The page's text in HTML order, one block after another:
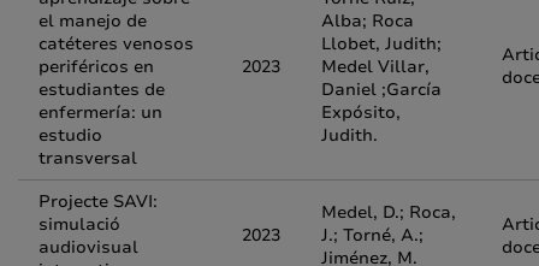
el manejo de
catéteres venosos
periféricos en
estudiantes de
enfermería: un
estudio
transversal
2023
Alba; Roca
Llobet, Judith;
Medel Villar,
Daniel ;García
Expósito,
Judith.
Projecte SAVI:
simulació
audiovisual
2023
Medel, D.; Roca,
J.; Torné, A.;
Jiménez, M.